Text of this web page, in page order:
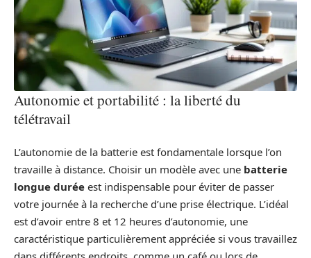
Autonomie et portabilité : la liberté du
télétravail
L’autonomie de la batterie est fondamentale lorsque l’on
travaille à distance. Choisir un modèle avec une batterie
longue durée est indispensable pour éviter de passer
votre journée à la recherche d’une prise électrique. L’idéal
est d’avoir entre 8 et 12 heures d’autonomie, une
caractéristique particulièrement appréciée si vous travaillez